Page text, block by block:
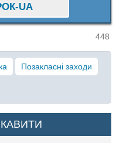
UA
448
Позакласні заходи